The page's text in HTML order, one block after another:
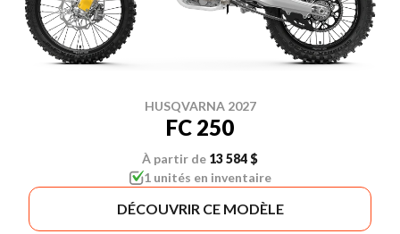
HUSQVARNA 2027
FC 250
À partir de 13 584 $
1 unités en inventaire
DÉCOUVRIR CE MODÈLE